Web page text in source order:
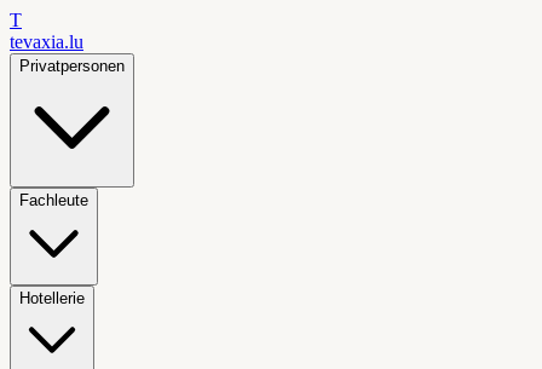
T
tevaxia.lu
Privatpersonen
Fachleute
Hotellerie